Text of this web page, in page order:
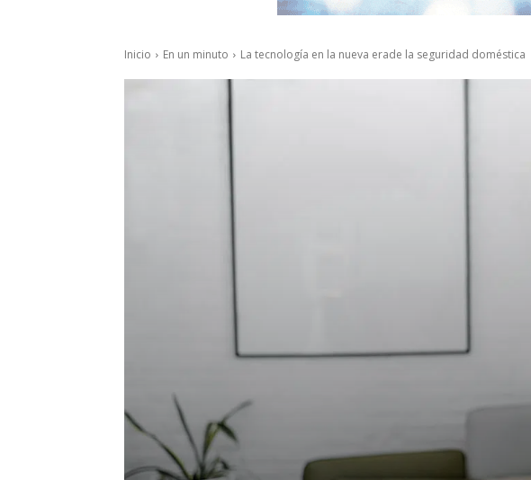
Inicio En un minuto La tecnología en la nueva erade la seguridad doméstica